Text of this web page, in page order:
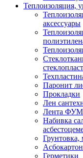
Теплоизоляция,
аксессуары
Паронит
Прокладки
Лен
Лента ФУМ
Набивка
Грунтовка,
Герметики